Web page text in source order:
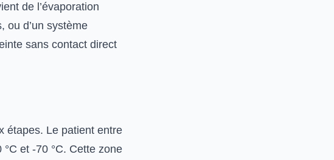
de l’évaporation
ou d’un système
sans contact direct
étapes. Le patient entre
et -70 °C. Cette zone